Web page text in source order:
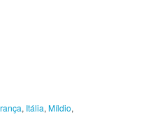
, Itália, Míldio,